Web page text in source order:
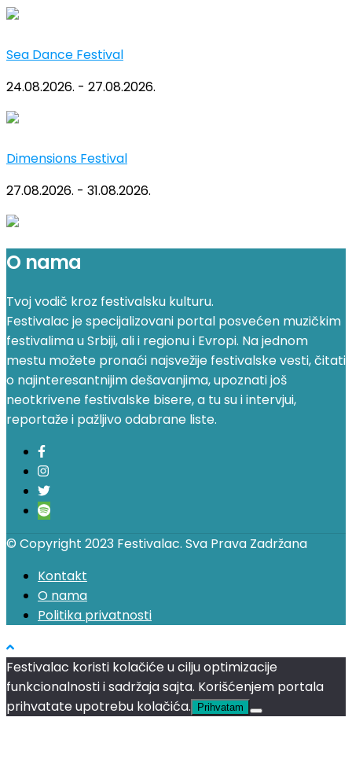
Sea Dance Festival
24.08.2026. - 27.08.2026.
Dimensions Festival
27.08.2026. - 31.08.2026.
O nama
Tvoj vodič kroz festivalsku kulturu.
Festivalac je specijalizovani portal posvećen muzičkim
festivalima u Srbiji, ali i regionu i Evropi. Na jednom
mestu možete pronaći najsvežije festivalske vesti, čitati
o najinteresantnijim dešavanjima, upoznati još
neotkrivene festivalske bisere, a tu su i intervjui,
reportaže i pažljivo odabrane liste.
© Copyright 2023 Festivalac. Sva Prava Zadržana
Kontakt
O nama
Politika privatnosti
Festivalac koristi kolačiće u cilju optimizacije
funkcionalnosti i sadržaja sajta. Korišćenjem portala
prihvatate upotrebu kolačića.
Prihvatam